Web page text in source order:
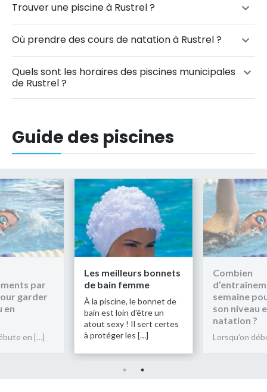
Trouver une piscine à Rustrel ?
Où prendre des cours de natation à Rustrel ?
Quels sont les horaires des piscines municipales
de Rustrel ?
Guide des piscines
par
garder
en
en […]
Les meilleurs bonnets
de bain femme
À la piscine, le bonnet de
bain est loin d'être un
atout sexy ! Il sert certes
à protéger les […]
Combien
semaine
son niveau
natation ?
Lorsqu’on